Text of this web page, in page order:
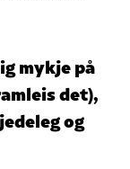
mykje på
det),
og